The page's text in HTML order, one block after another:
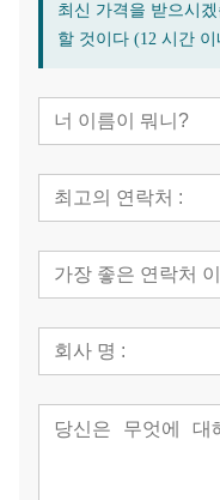
최신 가격을 받으시
할 것이다 (12 시간 이